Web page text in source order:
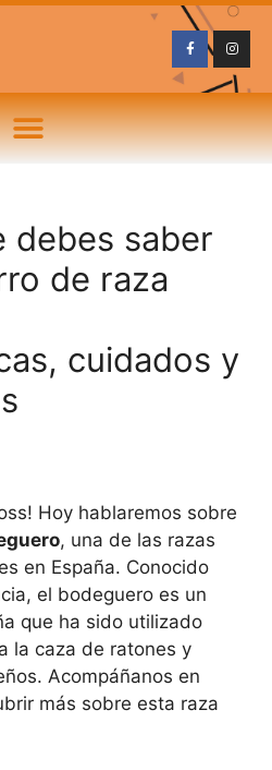
debes saber
de raza
cuidados y
Hoy hablaremos sobre
, una de las razas
en España. Conocido
el bodeguero es un
que ha sido utilizado
la caza de ratones y
Acompáñanos en
más sobre esta raza